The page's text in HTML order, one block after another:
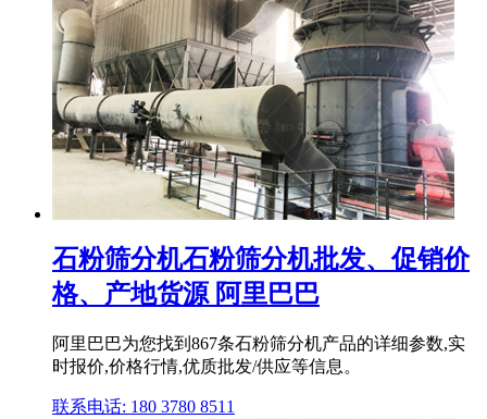
石粉筛分机石粉筛分机批发、促销价
格、产地货源 阿里巴巴
阿里巴巴为您找到867条石粉筛分机产品的详细参数,实
时报价,价格行情,优质批发/供应等信息。
联系电话: 180 3780 8511